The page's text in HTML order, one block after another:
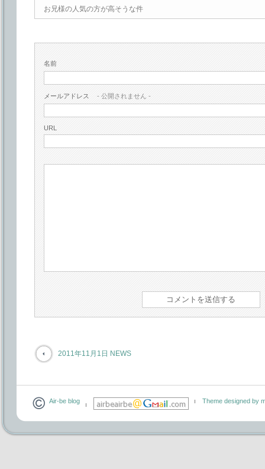
お兄様の人気の方が高そうな件
名前
メールアドレス - 公開されません -
URL
2011年11月1日 NEWS
Air-be blog Theme designed by